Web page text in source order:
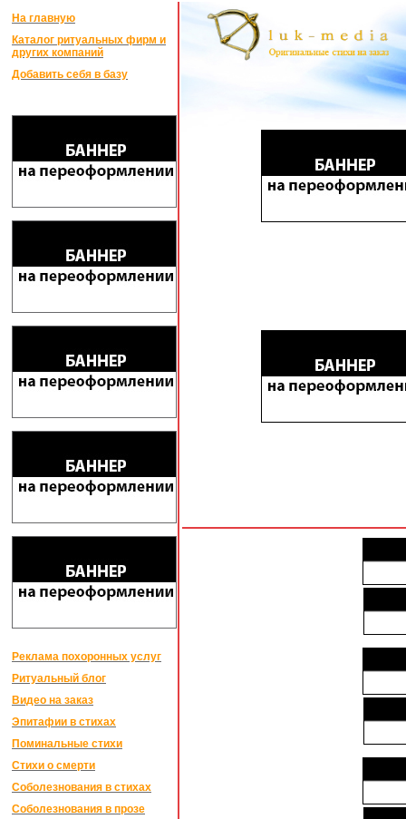
На главную
Каталог ритуальных фирм и
других компаний
Добавить себя в базу
Реклама похоронных услуг
Ритуальный блог
Видео на заказ
Эпитафии в стихах
Поминальные стихи
Стихи о смерти
Соболезнования в стихах
Соболезнования в прозе